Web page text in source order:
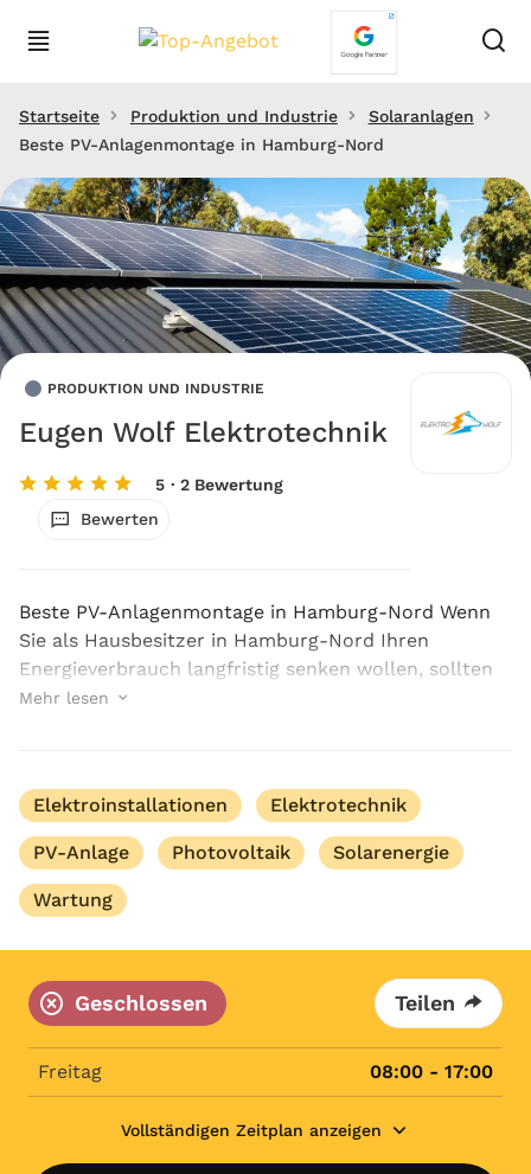
Startseite Produktion und Industrie
Solaranlagen
Beste PV-Anlagenmontage in Hamburg-Nord
PRODUKTION UND INDUSTRIE
Eugen Wolf Elektrotechnik
5 · 2 Bewertung
Bewerten
Beste PV-Anlagenmontage in Hamburg-Nord Wenn
Sie als Hausbesitzer in Hamburg-Nord Ihren
Energieverbrauch langfristig senken wollen, sollten
Sie sich für eine eigene PV-Anlage entscheiden. Für
Mehr lesen
Elektroinstallationen Elektrotechnik
PV-Anlage Photovoltaik Solarenergie
Wartung
Geschlossen Teilen
Freitag 08:00 - 17:00
Vollständigen Zeitplan anzeigen